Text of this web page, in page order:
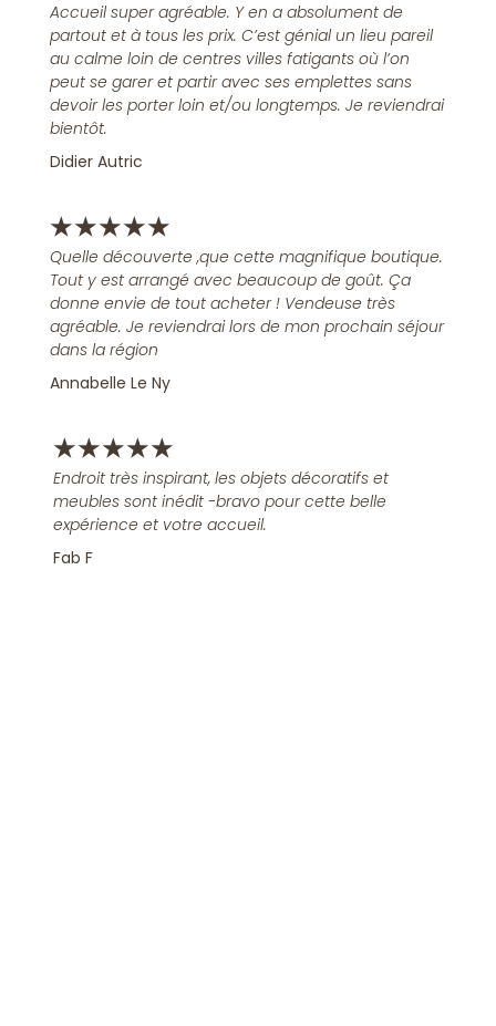
Accueil super agréable. Y en a absolument de
partout et à tous les prix. C’est génial un lieu pareil
au calme loin de centres villes fatigants où l’on
peut se garer et partir avec ses emplettes sans
devoir les porter loin et/ou longtemps. Je reviendrai
bientôt.
Didier Autric
★★★★★
Quelle découverte ,que cette magnifique boutique.
Tout y est arrangé avec beaucoup de goût. Ça
donne envie de tout acheter ! Vendeuse très
agréable. Je reviendrai lors de mon prochain séjour
dans la région
Annabelle Le Ny
★★★★★
Endroit très inspirant, les objets décoratifs et
meubles sont inédit -bravo pour cette belle
expérience et votre accueil.
Fab F